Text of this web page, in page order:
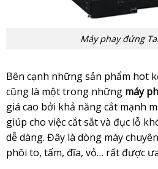
Máy phay đứng
Bên cạnh những sản phẩm hot
cũng là một trong những máy
giá cao bởi khả năng cắt mạnh
giúp cho việc cắt sắt và đục lỗ
dễ dàng. Đây là dòng máy
phôi to, tấm, đĩa, vỏ… rất được